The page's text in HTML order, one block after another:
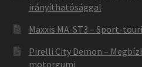
irányíthatósággal
Maxxis MA-ST3 – Sport-
Pirelli City Demon –
motorgumi